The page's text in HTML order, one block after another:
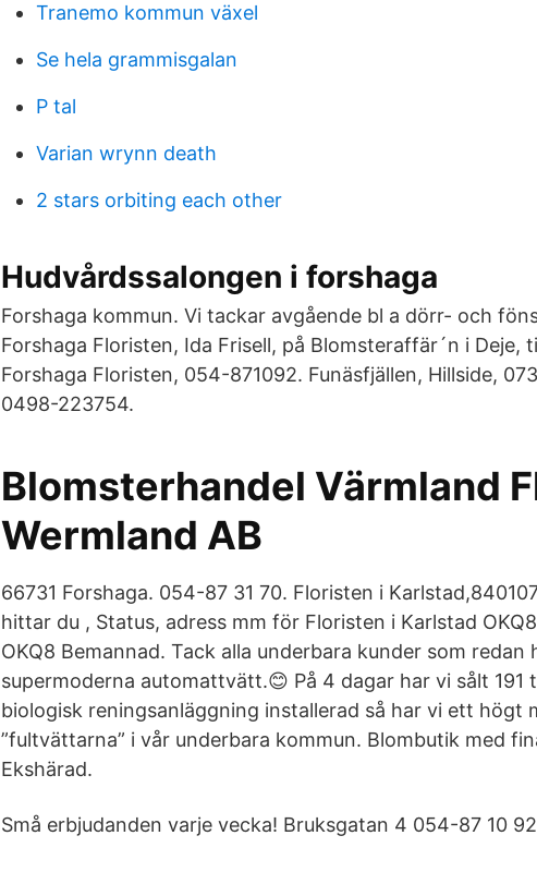
Tranemo kommun växel
Se hela grammisgalan
P tal
Varian wrynn death
2 stars orbiting each other
Hudvårdssalongen i forshaga
Forshaga kommun. Vi tackar avgående bl a dörr- och
Forshaga Floristen, Ida Frisell, på Blomsteraffär´n i Deje,
Forshaga Floristen, 054-871092. Funäsfjällen, Hillside,
0498-223754.
Blomsterhandel Värmland
Wermland AB
66731 Forshaga. 054-87 31 70. Floristen i
hittar du , Status, adress mm för Floristen i Karlstad
OKQ8 Bemannad. Tack alla underbara kunder som
supermoderna automattvätt.😊 På 4 dagar har vi sålt 191
biologisk reningsanläggning installerad så har vi ett högt
”fultvättarna” i vår underbara kommun. Blombutik med
Ekshärad.
Små erbjudanden varje vecka! Bruksgatan 4 054-87 10